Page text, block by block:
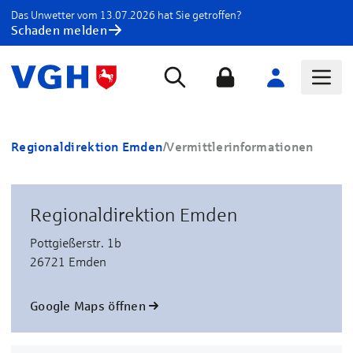
Das Unwetter vom 13.07.2026 hat Sie getroffen?
Schaden melden
Regionaldirektion Emden/Vermittlerinformationen
Regionaldirektion Emden
Pottgießerstr. 1b
26721 Emden
Google Maps öffnen